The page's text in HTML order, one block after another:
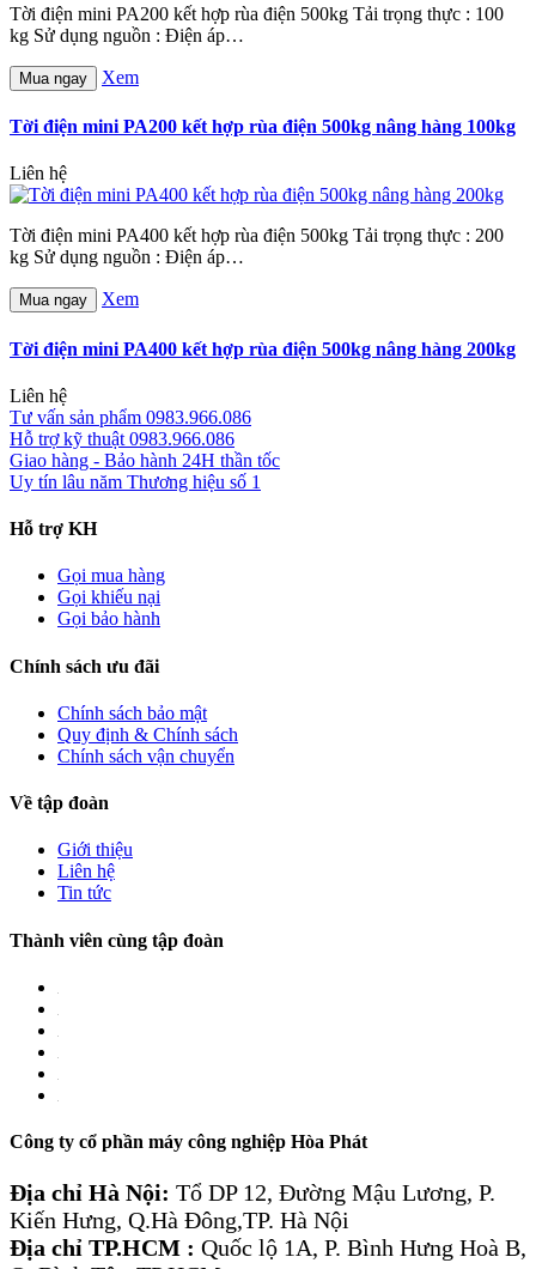
Tời điện mini PA200 kết hợp rùa điện 500kg Tải trọng thực : 100
kg Sử dụng nguồn : Điện áp…
Mua ngay Xem
Tời điện mini PA200 kết hợp rùa điện 500kg nâng hàng 100kg
Liên hệ
Tời điện mini PA400 kết hợp rùa điện 500kg Tải trọng thực : 200
kg Sử dụng nguồn : Điện áp…
Mua ngay Xem
Tời điện mini PA400 kết hợp rùa điện 500kg nâng hàng 200kg
Liên hệ
Tư vấn sản phẩm 0983.966.086
Hỗ trợ kỹ thuật 0983.966.086
Giao hàng - Bảo hành 24H thần tốc
Uy tín lâu năm Thương hiệu số 1
Hỗ trợ KH
Gọi mua hàng
Gọi khiếu nại
Gọi bảo hành
Chính sách ưu đãi
Chính sách bảo mật
Quy định & Chính sách
Chính sách vận chuyển
Về tập đoàn
Giới thiệu
Liên hệ
Tin tức
Thành viên cùng tập đoàn
Công ty cổ phần máy công nghiệp Hòa Phát
Địa chỉ Hà Nội: Tổ DP 12, Đường Mậu Lương, P.
Kiến Hưng, Q.Hà Đông,TP. Hà Nội
Địa chỉ TP.HCM : Quốc lộ 1A, P. Bình Hưng Hoà B,